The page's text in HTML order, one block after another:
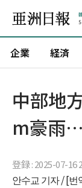
企業 経済
中部地
m豪雨
登録 : 2025-07-16
안수교 기자 / [번